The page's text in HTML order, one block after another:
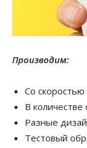
Производим:
Со
В
Разные
Тестовый